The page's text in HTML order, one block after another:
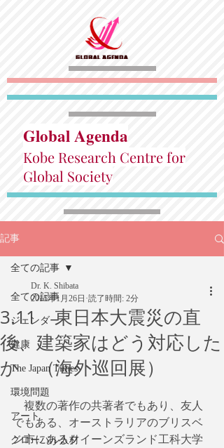
Global Agenda
Kobe Research Centre for
Global Society
記事
全ての記事
ジェンダー
健康
The Japan Times
環境問題
アート
グローバル人材
全ての記事
3.11 東日本大震災の直
後、建築家はどう対応した
か （海外巡回展）
Dr. K. Shibata
2015年1月26日 読了時間: 2分
複数の著作の共著者でもあり、友人
でもある、オーストラリアのブリスベ
ン市にあるクイーンズランド工科大学